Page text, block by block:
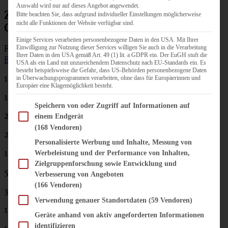
Zutaten Schwarzwälder Kirsch
Gugelhupf
Für eine Gugelhupf-Form:(hier findet Ihr mein
Exemplar)*
1 Glas Kirschen (ca. 350 – 400 g Abtropfgewicht)
100 g Zartbitterschokolade
250 g weiche Butter
200 g Zucker
1 EL Vanille-Paste
5 Eier
375 g Mehl
1 Päckchen Backpulver
Auswahl wird nur auf dieses Angebot angewendet.
Bitte beachten Sie, dass aufgrund individueller Einstellungen möglicherweise
nicht alle Funktionen der Website verfügbar sind.
Einige Services verarbeiten personenbezogene Daten in den USA. Mit Ihrer
Einwilligung zur Nutzung dieser Services willigen Sie auch in die Verarbeitung
Ihrer Daten in den USA gemäß Art. 49 (1) lit. a GDPR ein. Der EuGH stuft die
USA als ein Land mit unzureichendem Datenschutz nach EU-Standards ein. Es
besteht beispielsweise die Gefahr, dass US-Behörden personenbezogene Daten
in Überwachungsprogrammen verarbeiten, ohne dass für Europäerinnen und
Europäer eine Klagemöglichkeit besteht.
Im Folgenden finden Sie eine Liste der Zwecke des IAB Transparency and Consent
Speichern von oder Zugriff auf Informationen auf
einem Endgerät
(168 Vendoren)
Personalisierte Werbung und Inhalte, Messung von
Werbeleistung und der Performance von Inhalten,
Zielgruppenforschung sowie Entwicklung und
Verbesserung von Angeboten
(166 Vendoren)
Verwendung genauer Standortdaten (59 Vendoren)
Geräte anhand von aktiv angeforderten Informationen
identifizieren